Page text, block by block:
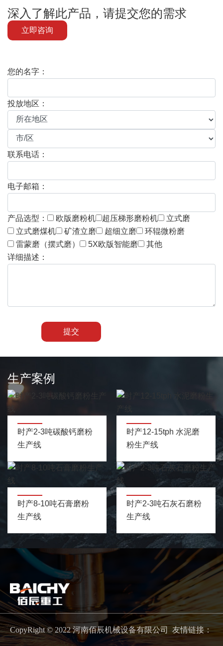
深入了解此产品，请提交您的需求
立即咨询
您的名字：
投放地区：
联系电话：
电子邮箱：
产品选型： 欧版磨粉机 超压梯形磨粉机
立式磨
立式磨煤机
矿渣立磨 超细立磨
环辊微粉磨
雷蒙磨（摆式磨）
5X欧版智能磨
其他
详细描述：
提交
生产案例
时产2-3吨碳酸钙磨粉
生产线
时产12-15tph 水泥磨
粉生产线
时产8-10吨石膏磨粉
生产线
时产2-3吨石灰石磨粉
生产线
CopyRight © 2022 河南佰辰机械设备有限公司 友情链接：